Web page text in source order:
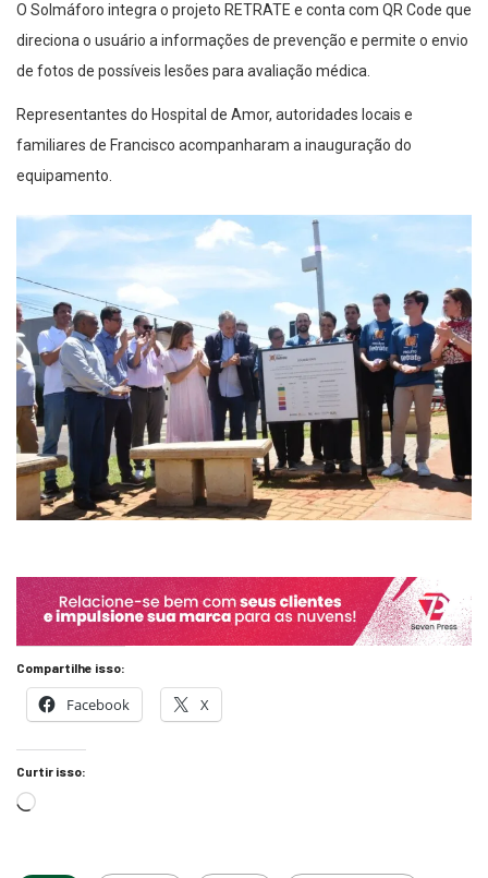
O Solmáforo integra o projeto RETRATE e conta com QR Code que
direciona o usuário a informações de prevenção e permite o envio
de fotos de possíveis lesões para avaliação médica.
Representantes do Hospital de Amor, autoridades locais e
familiares de Francisco acompanharam a inauguração do
equipamento.
Compartilhe isso:
Facebook X
Curtir isso: